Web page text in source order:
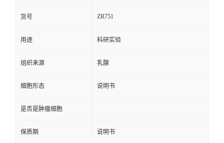
货号 ZR751
用途 科研实验
组织来源 乳腺
细胞形态 说明书
是否是肿瘤细胞
保质期 说明书